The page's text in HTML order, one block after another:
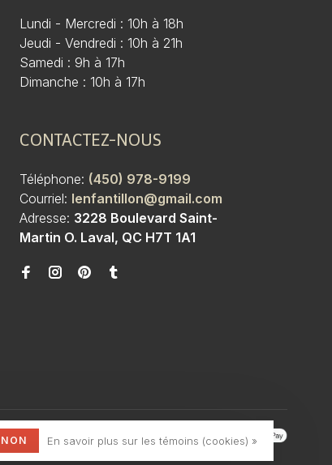
Lundi - Mercredi : 10h à 18h
Jeudi - Vendredi : 10h à 21h
Samedi : 9h à 17h
Dimanche : 10h à 17h
CONTACTEZ-NOUS
Téléphone: (450) 978-9199
Courriel: lenfantillon@gmail.com
Adresse: 3228 Boulevard Saint-
Martin O. Laval, QC H7T 1A1
NON En savoir plus sur les témoins (cookies) »